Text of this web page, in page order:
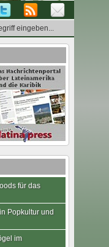
für das
Popkultur und
im